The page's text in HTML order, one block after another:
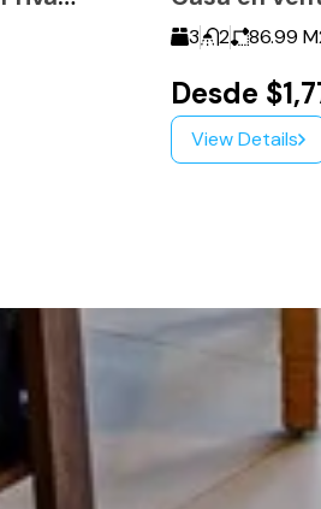
3 2 86.99
Desde
View Details